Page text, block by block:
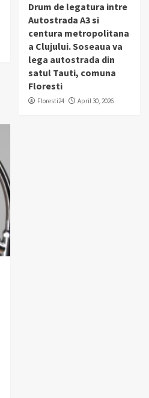
Drum de legatura intre
Autostrada A3 si
centura metropolitana
a Clujului. Soseaua va
lega autostrada din
satul Tauti, comuna
Floresti
Floresti24 April 30, 2026